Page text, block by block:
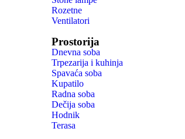
Rozetne
Ventilatori
Prostorija
Dnevna soba
Trpezarija i kuhinja
Spavaća soba
Kupatilo
Radna soba
Dečija soba
Hodnik
Terasa